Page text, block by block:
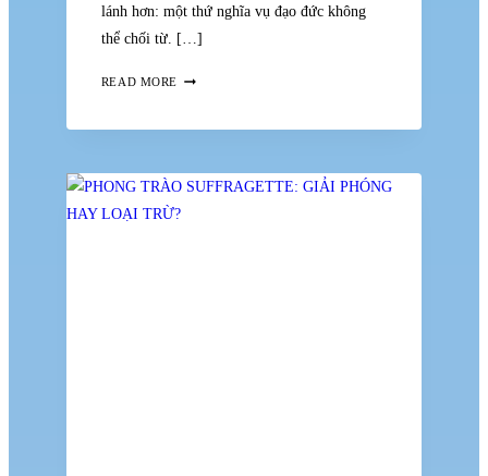
lánh hơn: một thứ nghĩa vụ đạo đức không
thể chối từ. […]
READ MORE KHI
NGHĨA
VỤ